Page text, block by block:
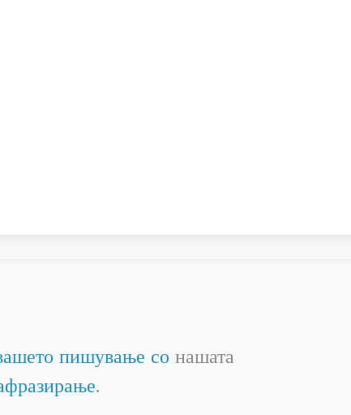
пишување со нашата
.